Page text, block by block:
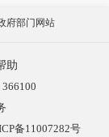
府部门网站
助
备11007282号